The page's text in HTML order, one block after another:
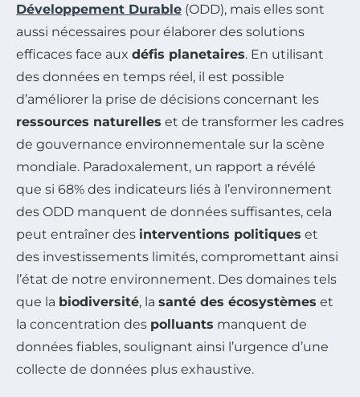
Développement Durable (ODD), mais elles sont
aussi nécessaires pour élaborer des solutions
efficaces face aux défis planetaires. En utilisant
des données en temps réel, il est possible
d’améliorer la prise de décisions concernant les
ressources naturelles et de transformer les cadres
de gouvernance environnementale sur la scène
mondiale. Paradoxalement, un rapport a révélé
que si 68% des indicateurs liés à l’environnement
des ODD manquent de données suffisantes, cela
peut entraîner des interventions politiques et
des investissements limités, compromettant ainsi
l’état de notre environnement. Des domaines tels
que la biodiversité, la santé des écosystèmes et
la concentration des polluants manquent de
données fiables, soulignant ainsi l’urgence d’une
collecte de données plus exhaustive.